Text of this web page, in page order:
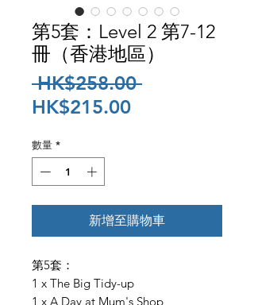
第5套：Level 2 第7-12
冊（香港地區）
HK$258.00 一
HK$215.00促
數量 *
新增至購物車
第5套：
1 x The Big Tidy-up
1 x A Day at Mum's Shop